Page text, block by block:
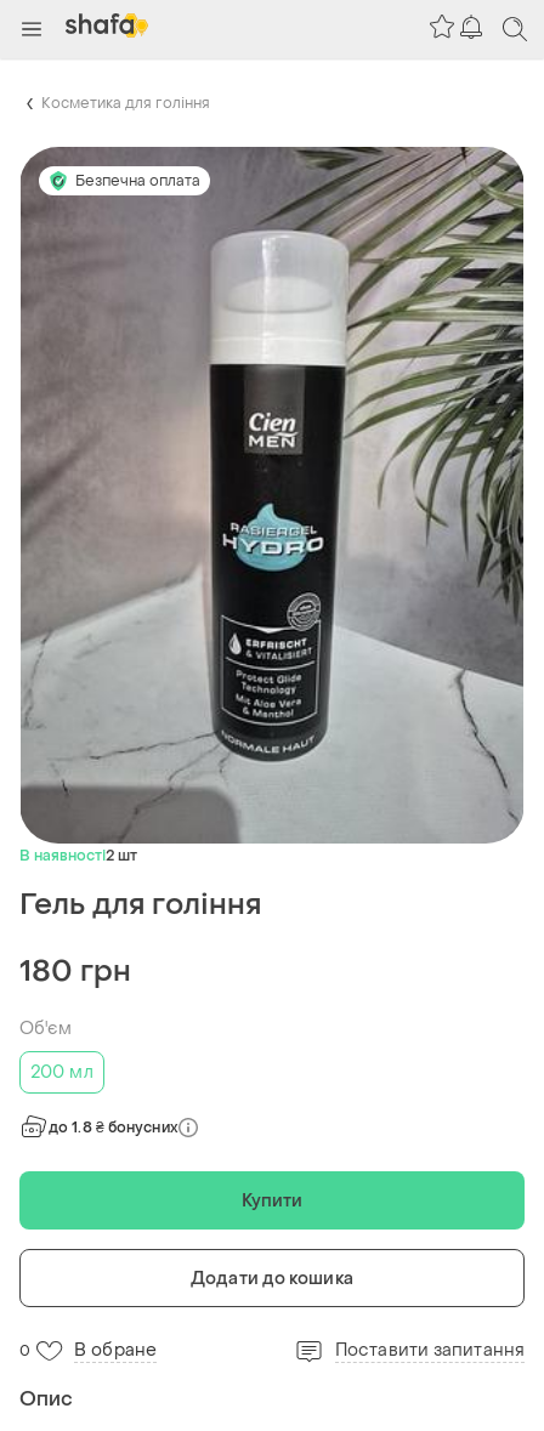
Косметика для гоління
Безпечна оплата
В наявності2 шт
Гель для гоління
180 грн
Об'єм
200 мл
до 1.8 ₴ бонусних
Купити
Додати до кошика
0 В обране Поставити запитання
Опис